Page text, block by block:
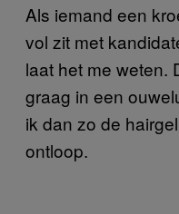
Als iemand een
vol zit met
laat het me weten.
graag in een
ik dan zo de
ontloop.